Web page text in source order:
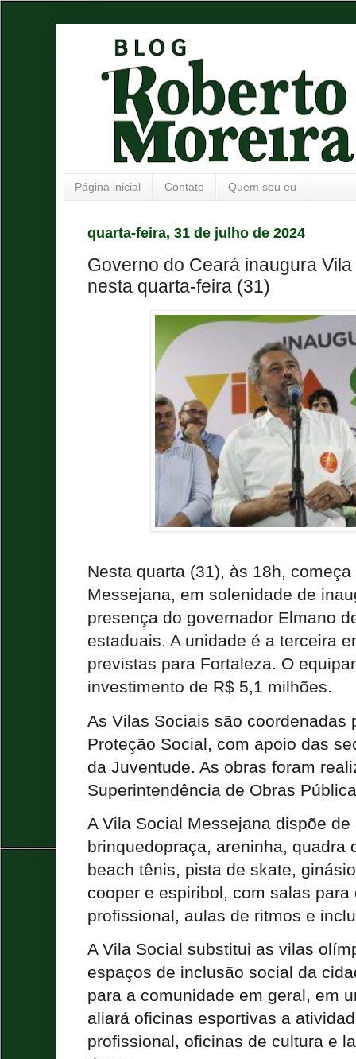
Página inicial Contato Quem sou eu
quarta-feira, 31 de julho de 2024
Governo do Ceará inaugura
nesta quarta-feira (31)
Nesta quarta (31), às 18h,
Messejana, em solenidade de
presença do governador Elmano
estaduais. A unidade é a terceira
previstas para Fortaleza. O
investimento de R$ 5,1 milhões.
As Vilas Sociais são coordenadas
Proteção Social, com apoio das
da Juventude. As obras foram
Superintendência de Obras
A Vila Social Messejana dispõe
brinquedopraça, areninha, quadra
beach tênis, pista de skate,
cooper e espiribol, com salas para
profissional, aulas de ritmos e
A Vila Social substitui as vilas
espaços de inclusão social da
para a comunidade em geral, em
aliará oficinas esportivas a
profissional, oficinas de cultura e